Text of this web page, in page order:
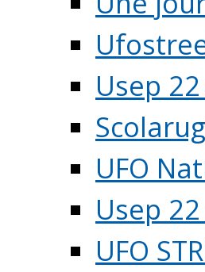
Usep
UFO
Usep
UFO